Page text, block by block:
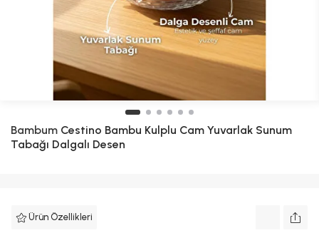
Bambum Cestino Bambu Kulplu Cam Yuvarlak Sunum
Tabağı Dalgalı Desen
Ürün Özellikleri